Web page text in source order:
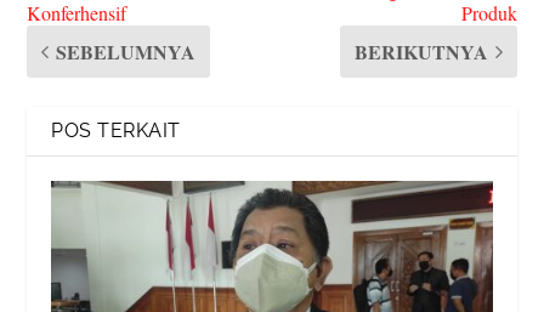
Konferhensif
SEBELUMNYA
Produk
BERIKUTNYA
POS TERKAIT